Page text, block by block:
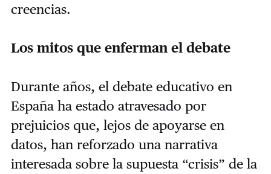
creencias.
Los mitos que enferman el debate
Durante años, el debate educativo en
España ha estado atravesado por
prejuicios que, lejos de apoyarse en
datos, han reforzado una narrativa
interesada sobre la supuesta “crisis” de la